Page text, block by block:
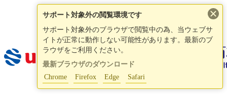
サポート対象外の閲覧環境です
サポート対象外のブラウザで閲覧中の為、当ウェブサ
イトが正常に動作しない可能性があります。最新のブ
ラウザをご利用ください。
最新ブラウザのダウンロード
Chrome
Firefox Edge Safari